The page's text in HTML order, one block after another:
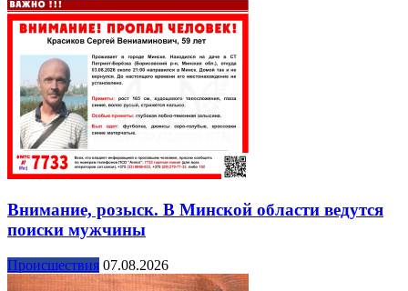
Внимание, розыск. В Минской области ведутся
поиски мужчины
Происшествия 07.08.2026